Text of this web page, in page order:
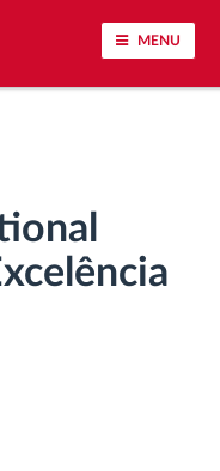
MENU
conduite
à distance